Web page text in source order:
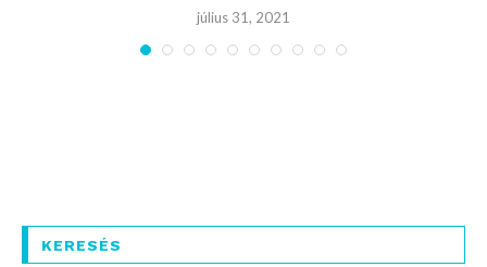
július 31, 2021
KERESÉS